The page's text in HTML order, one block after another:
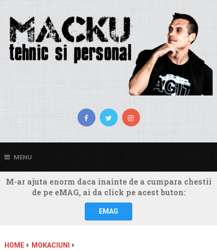
MENU
M-ar ajuta enorm daca inainte de a cumpara chestii
de pe eMAG, ai da click pe acest buton:
EMAG
HOME
MOKACIUNI